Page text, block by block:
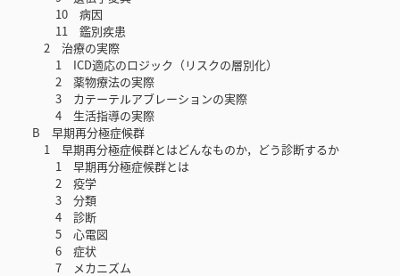
10 病因
11 鑑別疾患
2 治療の実際
1 ICD適応のロジック（リスクの層別化）
2 薬物療法の実際
3 カテーテルアブレーションの実際
4 生活指導の実際
B 早期再分極症候群
1 早期再分極症候群とはどんなものか，どう診断するか
1 早期再分極症候群とは
2 疫学
3 分類
4 診断
5 心電図
6 症状
7 メカニズム